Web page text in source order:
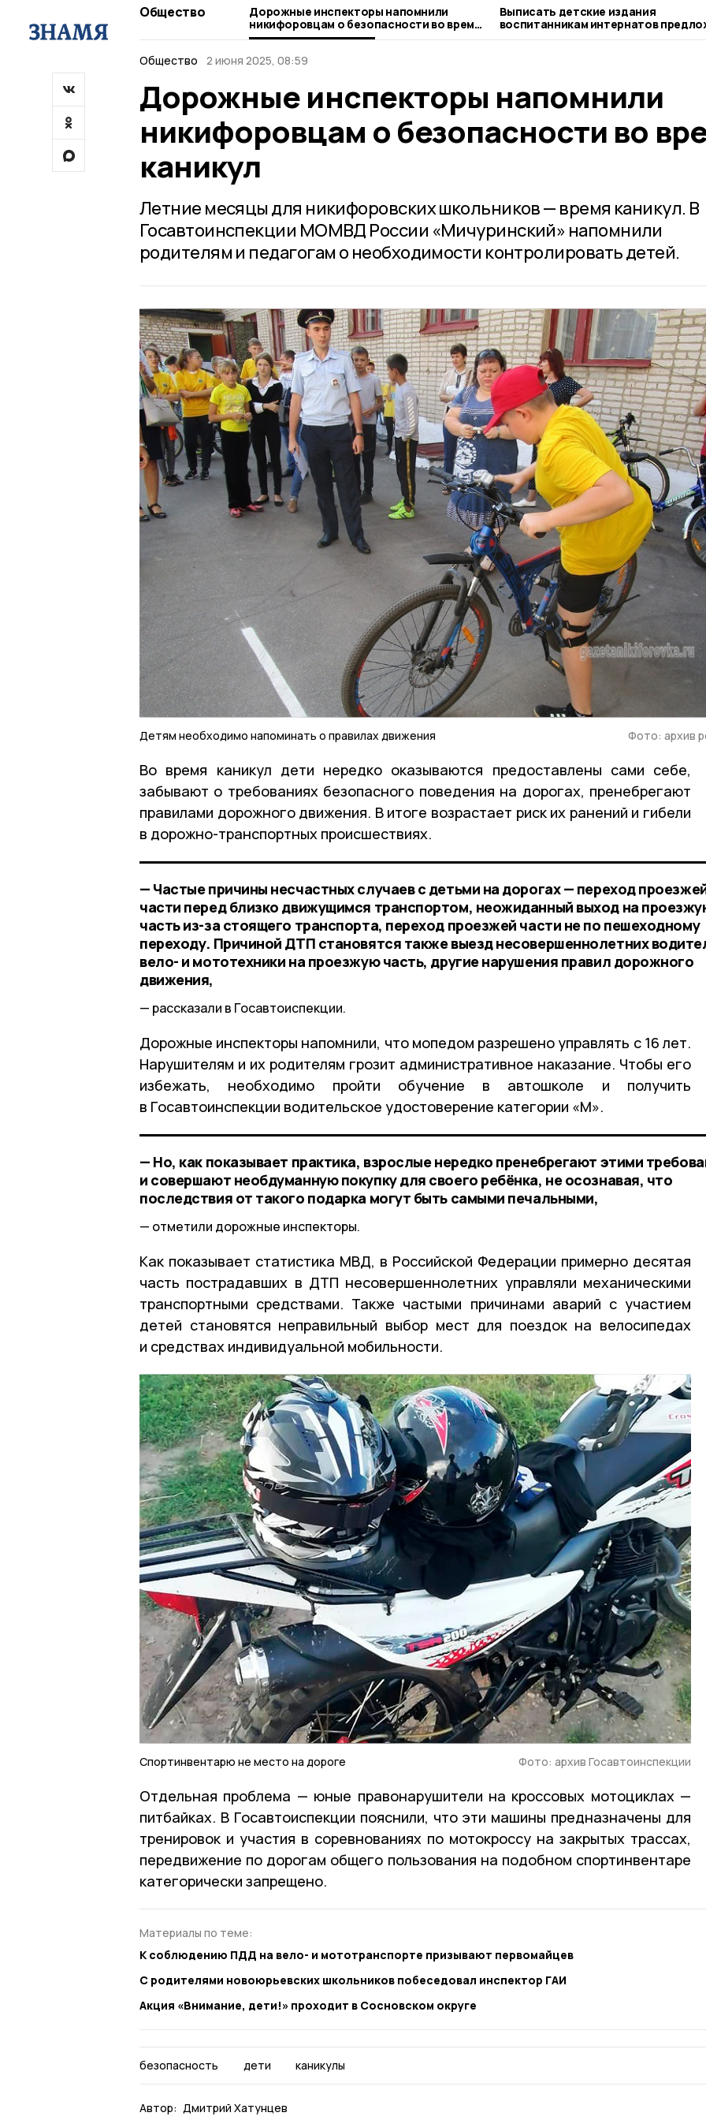
Общество
Дорожные инспекторы напомнили
никифоровцам о безопасности во время
каникул
Выписать детские издания
воспитанникам интернатов
никифоровцам
Общество
2 июня 2025, 08:59
Дорожные инспекторы напомнили
никифоровцам о безопасности во
каникул
Летние месяцы для никифоровских школьников — время каникул. В
Госавтоинспекции МОМВД России «Мичуринский» напомнили
родителям и педагогам о необходимости контролировать детей.
Детям необходимо напоминать о правилах движения Фото: архив
Во время каникул дети нередко оказываются предоставлены сами себе,
забывают о требованиях безопасного поведения на дорогах, пренебрегают
правилами дорожного движения. В итоге возрастает риск их ранений и гибели
в дорожно-транспортных происшествиях.
— Частые причины несчастных случаев с детьми на дорогах — переход
части перед близко движущимся транспортом, неожиданный выход на
часть из-за стоящего транспорта, переход проезжей части не по пешеходному
переходу. Причиной ДТП становятся также выезд несовершеннолетних
вело- и мототехники на проезжую часть, другие нарушения правил дорожного
движения,
рассказали в Госавтоиспекции.
Дорожные инспекторы напомнили, что мопедом разрешено управлять с 16 лет.
Нарушителям и их родителям грозит административное наказание. Чтобы его
избежать, необходимо пройти обучение в автошколе и получить
в Госавтоинспекции водительское удостоверение категории «М».
— Но, как показывает практика, взрослые нередко пренебрегают этими
и совершают необдуманную покупку для своего ребёнка, не осознавая, что
последствия от такого подарка могут быть самыми печальными,
отметили дорожные инспекторы.
Как показывает статистика МВД, в Российской Федерации примерно десятая
часть пострадавших в ДТП несовершеннолетних управляли механическими
транспортными средствами. Также частыми причинами аварий с участием
детей становятся неправильный выбор мест для поездок на велосипедах
и средствах индивидуальной мобильности.
Спортинвентарю не место на дороге Фото: архив Госавтоинспекции
Отдельная проблема — юные правонарушители на кроссовых мотоциклах —
питбайках. В Госавтоиспекции пояснили, что эти машины предназначены для
тренировок и участия в соревнованиях по мотокроссу на закрытых трассах,
передвижение по дорогам общего пользования на подобном спортинвентаре
категорически запрещено.
Материалы по теме:
К соблюдению ПДД на вело- и мототранспорте призывают первомайцев
С родителями новоюрьевских школьников побеседовал инспектор ГАИ
Акция «Внимание, дети!» проходит в Сосновском округе
безопасность дети каникулы
Автор: Дмитрий Хатунцев